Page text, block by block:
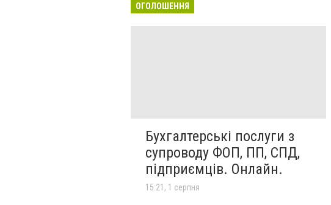
ОГОЛОШЕННЯ
Бухгалтерські послуги з
супроводу ФОП, ПП, СПД,
підприємців. Онлайн.
15:21, 1 серпня